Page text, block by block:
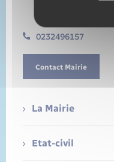
0232496157
Contact Mairie
La Mairie
Etat-civil